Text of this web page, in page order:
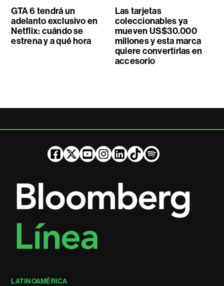
GTA 6 tendrá un
adelanto exclusivo en
Netflix: cuándo se
estrena y a qué hora
Las tarjetas
coleccionables ya
mueven US$30.000
millones y esta marca
quiere convertirlas en
accesorio
LATINOAMÉRICA